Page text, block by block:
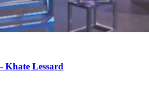
Khate Lessard